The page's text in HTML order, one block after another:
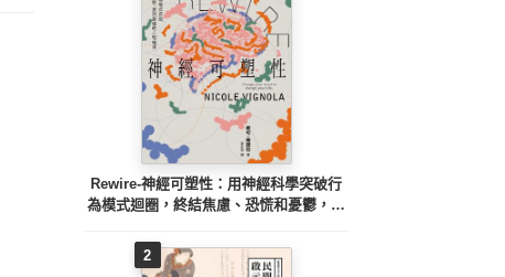
Rewire-神經可塑性：用神經科學突破行
為模式迴圈，終結焦慮、恐慌和憂鬱，實
2